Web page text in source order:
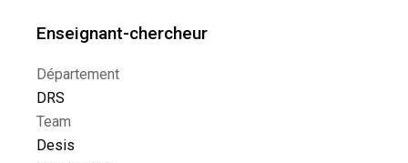
Enseignant-chercheur
Département
DRS
Team
Desis